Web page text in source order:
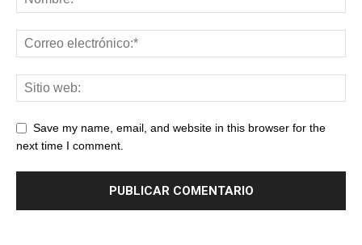
Save my name, email, and website in this browser for the
next time I comment.